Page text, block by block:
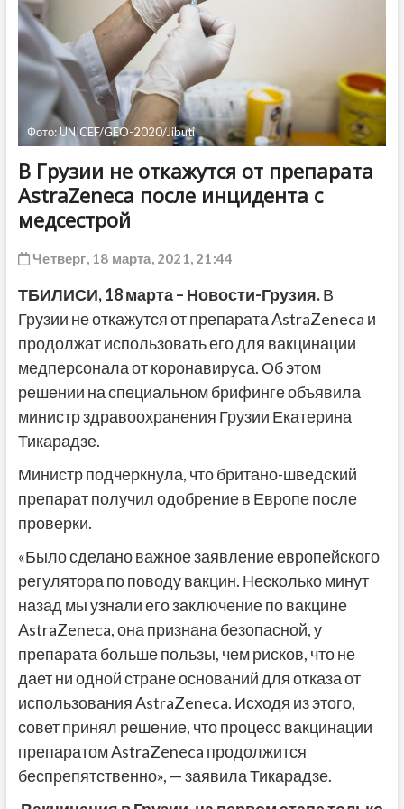
Фото: UNICEF/GEO-2020/Jibuti
В Грузии не откажутся от препарата
AstraZeneca после инцидента с
медсестрой
Четверг, 18 марта, 2021, 21:44
ТБИЛИСИ,18марта– Новости-Грузия.В
Грузии не откажутся от препарата AstraZeneca и
продолжат использовать его для вакцинации
медперсонала от коронавируса. Об этом
решении на специальном брифинге объявила
министр здравоохранения Грузии Екатерина
Тикарадзе.
Министр подчеркнула, что британо-шведский
препарат получил одобрение в Европе после
проверки.
«Было сделано важное заявление европейского
регулятора по поводу вакцин. Несколько минут
назад мы узнали его заключение по вакцине
AstraZeneca, она признана безопасной, у
препарата больше пользы, чем рисков, что не
дает ни одной стране оснований для отказа от
использования AstraZeneca. Исходя из этого,
совет принял решение, что процесс вакцинации
препаратом AstraZeneca продолжится
беспрепятственно», — заявила Тикарадзе.